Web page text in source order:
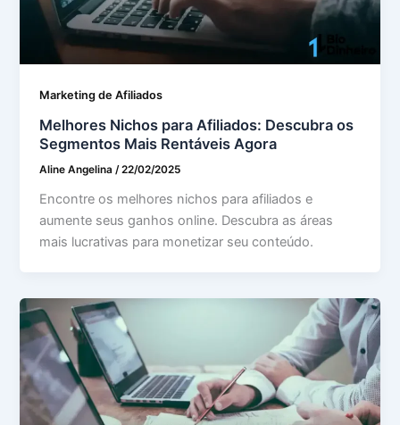
Marketing de Afiliados
Melhores Nichos para Afiliados: Descubra os
Segmentos Mais Rentáveis Agora
Aline Angelina /22/02/2025
Encontre os melhores nichos para afiliados e
aumente seus ganhos online. Descubra as áreas
mais lucrativas para monetizar seu conteúdo.